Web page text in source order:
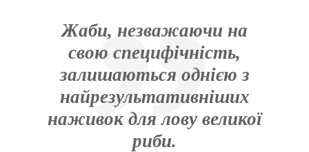
Жаби, незважаючи на
свою специфічність,
залишаються однією з
найрезультативніших
наживок для лову великої
риби.